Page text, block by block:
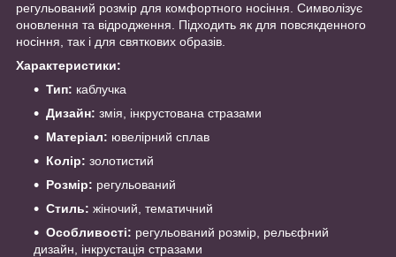
регульований розмір для комфортного носіння. Символізує
оновлення та відродження. Підходить як для повсякденного
носіння, так і для святкових образів.
Характеристики:
Тип: каблучка
Дизайн: змія, інкрустована стразами
Матеріал: ювелірний сплав
Колір: золотистий
Розмір: регульований
Стиль: жіночий, тематичний
Особливості: регульований розмір, рельєфний
дизайн, інкрустація стразами